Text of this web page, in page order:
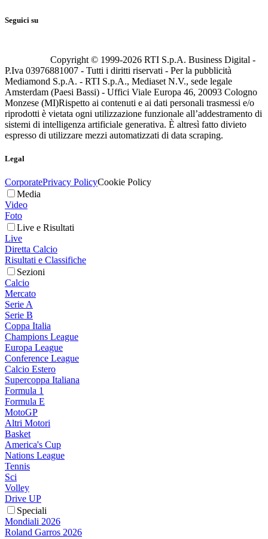
Seguici su
Copyright © 1999-2026 RTI S.p.A. Business Digital -
P.Iva 03976881007 - Tutti i diritti riservati - Per la pubblicità
Mediamond S.p.A. - RTI S.p.A., Mediaset N.V., sede legale
Amsterdam (Paesi Bassi) - Uffici Viale Europa 46, 20093 Cologno
Monzese (MI)Rispetto ai contenuti e ai dati personali trasmessi e/o
riprodotti è vietata ogni utilizzazione funzionale all’addestramento di
sistemi di intelligenza artificiale generativa. È altresì fatto divieto
espresso di utilizzare mezzi automatizzati di data scraping.
Legal
CorporatePrivacy PolicyCookie Policy
Media
Video
Foto
Live e Risultati
Live
Diretta Calcio
Risultati e Classifiche
Sezioni
Calcio
Mercato
Serie A
Serie B
Coppa Italia
Champions League
Europa League
Conference League
Calcio Estero
Supercoppa Italiana
Formula 1
Formula E
MotoGP
Altri Motori
Basket
America's Cup
Nations League
Tennis
Sci
Volley
Drive UP
Speciali
Mondiali 2026
Roland Garros 2026